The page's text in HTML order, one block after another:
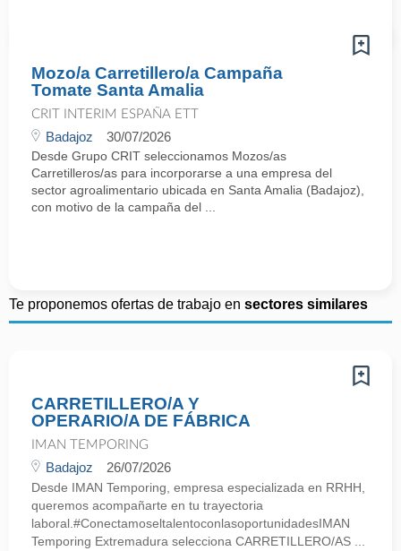
Mozo/a Carretillero/a Campaña
Tomate Santa Amalia
CRIT INTERIM ESPAÑA ETT
Badajoz 30/07/2026
Desde Grupo CRIT seleccionamos Mozos/as
Carretilleros/as para incorporarse a una empresa del
sector agroalimentario ubicada en Santa Amalia (Badajoz),
con motivo de la campaña del ...
Te proponemos ofertas de trabajo en sectores similares
CARRETILLERO/A Y
OPERARIO/A DE FÁBRICA
IMAN TEMPORING
Badajoz 26/07/2026
Desde IMAN Temporing, empresa especializada en RRHH,
queremos acompañarte en tu trayectoria
laboral.#ConectamoseltalentoconlasoportunidadesIMAN
Temporing Extremadura selecciona CARRETILLERO/AS ...